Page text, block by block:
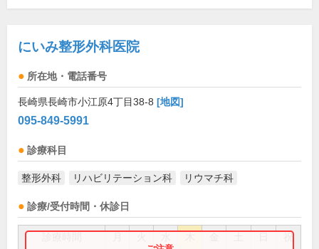
にいみ整形外科医院
所在地・電話番号
長崎県長崎市小江原4丁目38-8 [地図]
095-849-5991
診療科目
整形外科 リハビリテーション科 リウマチ科
診療/受付時間・休診日
祝